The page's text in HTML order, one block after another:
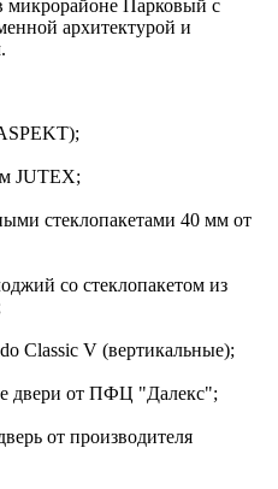
микрорайоне Парковый с
архитектурой и
JUTEX;
стеклопакетами 40 мм от
со стеклопакетом из
Classic V (вертикальные);
двери от ПФЦ "Далекс";
от производителя